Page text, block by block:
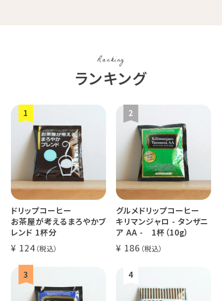
デカフェ
すてきな道
具
生活雑貨 福袋
業務用 定期便 送料無料
インドネシ
グァテマラ
ホンジュラ
ス
Ranking
ランキング
ドリップコーヒー
お茶屋が考えるまろやかブ
レンド 1杯分
124
グルメドリップコーヒー
キリマンジャロ - タンザニ
ア AA - 1杯（10g）
186